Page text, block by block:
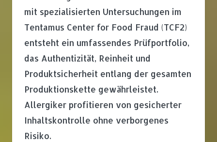
mit spezialisierten Untersuchungen im
Tentamus Center for Food Fraud (TCF2)
entsteht ein umfassendes Prüfportfolio,
das Authentizität, Reinheit und
Produktsicherheit entlang der gesamten
Produktionskette gewährleistet.
Allergiker profitieren von gesicherter
Inhaltskontrolle ohne verborgenes
Risiko.